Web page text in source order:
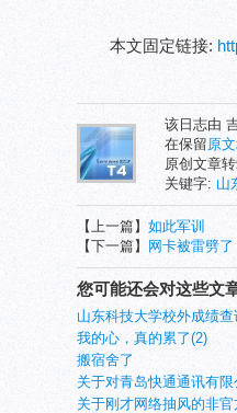
本文固定链接:
该日志由
在保留原
原创文章
关键字: 山
【上一篇】 如此军训
【下一篇】
网卡被雷劈了
您可能还会对这些文
山东科技大学校外成绩查
我的心，真的累了(2)
搬宿舍了
关于对青岛快通通讯有
关于刚才网络抽风的非